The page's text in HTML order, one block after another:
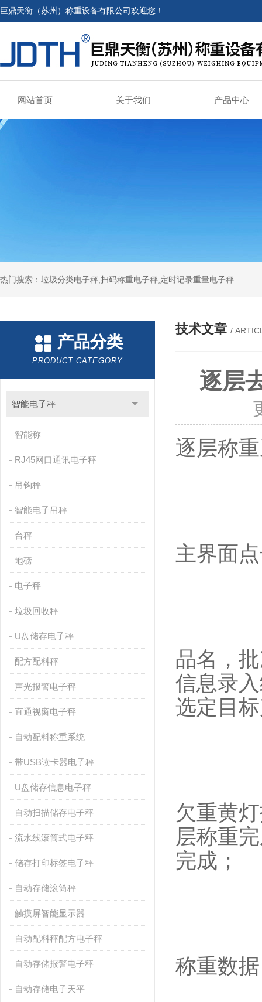
巨鼎天衡（苏州）称重设备有限公司欢迎您！
网站首页 关于我们 产品中心
热门搜索：垃圾分类电子秤,扫码称重电子秤,定时记录重量电子秤
产品分类
PRODUCT CATEGORY
智能电子秤
智能称
RJ45网口通讯电子秤
吊钩秤
智能电子吊秤
台秤
地磅
电子秤
垃圾回收秤
U盘储存电子秤
配方配料秤
声光报警电子秤
直通视窗电子秤
自动配料称重系统
带USB读卡器电子秤
U盘储存信息电子秤
自动扫描储存电子秤
流水线滚筒式电子秤
储存打印标签电子秤
自动存储滚筒秤
触摸屏智能显示器
自动配料秤配方电子秤
自动存储报警电子秤
自动存储电子天平
技术文章 /
逐层
逐层称
主界面
品名，
信息录
选定目
欠重黄
层称重
完成；
称重数